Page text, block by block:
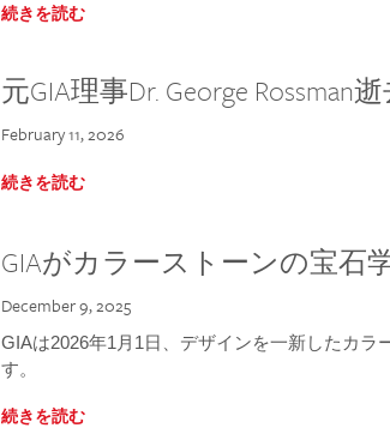
続きを読む
元GIA理事Dr. George Rossman
February 11, 2026
続きを読む
GIAがカラーストーンの宝石
December 9, 2025
GIAは2026年1月1日、デザインを一新したカラ
す。
続きを読む